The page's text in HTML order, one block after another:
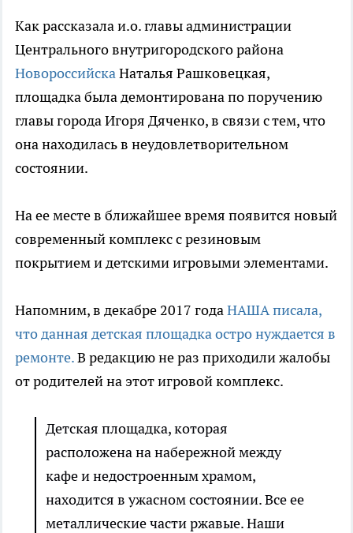
Как рассказала и.о. главы администрации
Центрального внутригородского района
НовороссийскаНаталья Рашковецкая,
площадка была демонтирована по поручению
главы города Игоря Дяченко, в связи с тем, что
она находилась в неудовлетворительном
состоянии.
На ее месте в ближайшее время появится новый
современный комплекс с резиновым
покрытием и детскими игровыми элементами.
Напомним, в декабре 2017 годаНАША писала,
что данная детская площадка остро нуждается в
ремонте.В редакцию не раз приходили жалобы
от родителей на этот игровой комплекс.
Детская площадка, которая
расположена на набережной между
кафе и недостроенным храмом,
находится в ужасном состоянии. Все ее
металлические части ржавые. Наши